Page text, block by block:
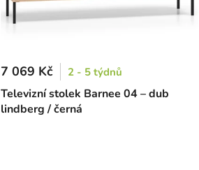
Televizní stolek Barnee 04 – dub
lindberg / černá
7 069 Kč 2 - 5 týdnů